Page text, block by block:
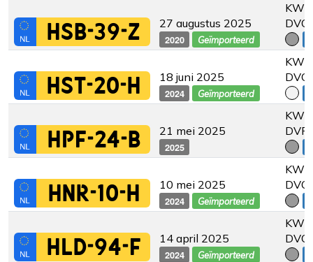
HSB-39-Z 27 augustus 2025
2020 Geïmporteerd
KW
HST-20-H 18 juni 2025
2024 Geïmporteerd
KW
HPF-24-B 21 mei 2025
2025
KW
HNR-10-H 10 mei 2025
2024 Geïmporteerd
KW
HLD-94-F 14 april 2025
2024 Geïmporteerd
KW